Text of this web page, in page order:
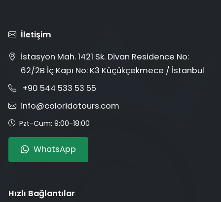
İletişim
İstasyon Mah. 1421 Sk. Divan Residence No:
62/2B İç Kapı No: K3 Küçükçekmece / İstanbul
+90 544 533 53 55
info@coloridotours.com
Pzt-Cum: 9:00-18:00
WhatsApp
Hızlı Bağlantılar